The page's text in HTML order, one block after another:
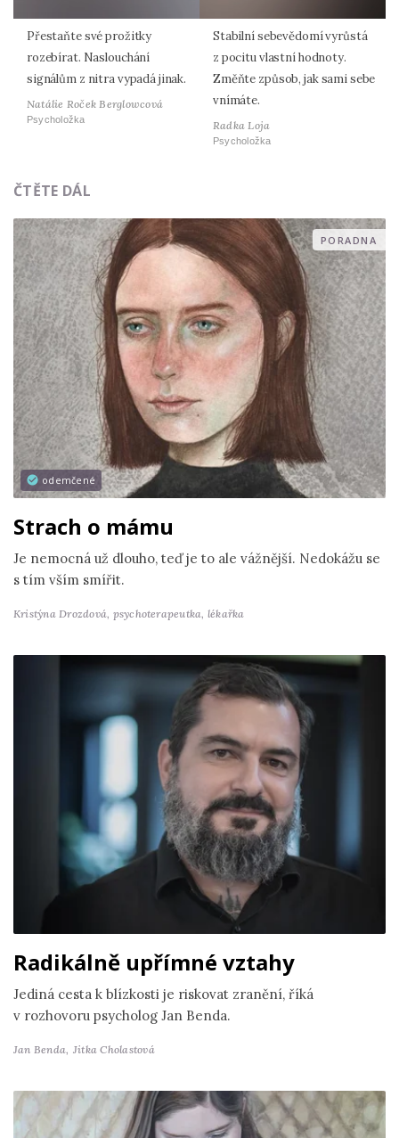
Přestaňte své prožitky
rozebírat. Naslouchání
signálům z nitra vypadá jinak.
Natálie Roček Berglowcová
Psycholožka
Stabilní sebevědomí vyrůstá
z pocitu vlastní hodnoty.
Změňte způsob, jak sami sebe
vnímáte.
Radka Loja
Psycholožka
ČTĚTE DÁL
odemčené
PORADNA
Strach o mámu
Je nemocná už dlouho, teď je to ale vážnější. Nedokážu se
s tím vším smířit.
Kristýna Drozdová, psychoterapeutka, lékařka
Radikálně upřímné vztahy
Jediná cesta k blízkosti je riskovat zranění, říká
v rozhovoru psycholog Jan Benda.
Jan Benda, Jitka Cholastová